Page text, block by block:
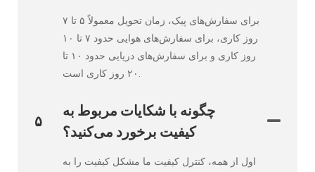
برای سفارش‌های پیک، زمان تحویل معمولاً ۵ تا ۷
روز کاری، برای سفارش‌های هوایی حدود ۷ تا ۱۰
روز کاری و برای سفارش‌های دریایی حدود ۱۰ تا
۲۰ روز کاری است.
۵
چگونه با شکایات مربوط به
کیفیت برخورد می‌کنید؟
اول از همه، کنترل کیفیت ما مشکل کیفیت را به